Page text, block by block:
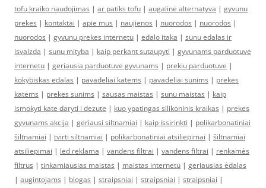
tofu kraiko naudojimas | ar patiks tofu | augalinė alternatyva | gyvunu
prekes | kontaktai | apie mus | naujienos | nuorodos | nuorodos |
nuorodos | gyvunu prekes internetu | edalo itaka | sunu edalas ir
isvaizda | sunu mityba | kaip perkant sutaupyti | gyvunams parduotuve
internetu | geriausia parduotuve gyvunams | prekiu parduotuve |
kokybiskas edalas | pavadeliai katems | pavadeliai sunims | prekes
katems | prekes sunims | sausas maistas | sunu maistas | kaip
ismokyti kate daryti i dezute | kuo ypatingas silikoninis kraikas | prekes
gyvunams akcija | geriausi siltnamiai | kaip issirinkti | polikarbonatiniai
šiltnamiai | tvirti siltnamiai | polikarbonatiniai atsiliepimai | šiltnamiai
atsiliepimai | led reklama | vandens filtrai | vandens filtrai | renkamės
filtrus | tinkamiausias maistas | maistas internetu | geriausias ėdalas
| augintojams | blogas | straipsniai | straipsniai | straipsniai |